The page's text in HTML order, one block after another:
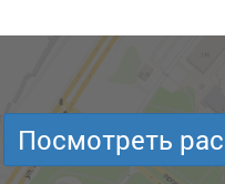
Посмотреть